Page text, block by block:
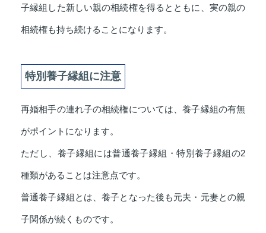
子縁組した新しい親の相続権を得るとともに、実の親の
相続権も持ち続けることになります。
特別養子縁組に注意
再婚相手の連れ子の相続権については、養子縁組の有無
がポイントになります。
ただし、養子縁組には普通養子縁組・特別養子縁組の2
種類があることは注意点です。
普通養子縁組とは、養子となった後も元夫・元妻との親
子関係が続くものです。